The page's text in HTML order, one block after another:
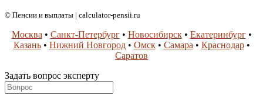
© Пенсии и выплаты | calculator-pensii.ru
Москва • Санкт-Петербург• Новосибирск• Екатеринбург•
Казань• Нижний Новгород• Омск• Самара • Краснодар•
Саратов
Задать вопрос эксперту